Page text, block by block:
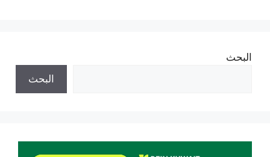
البحث
البحث